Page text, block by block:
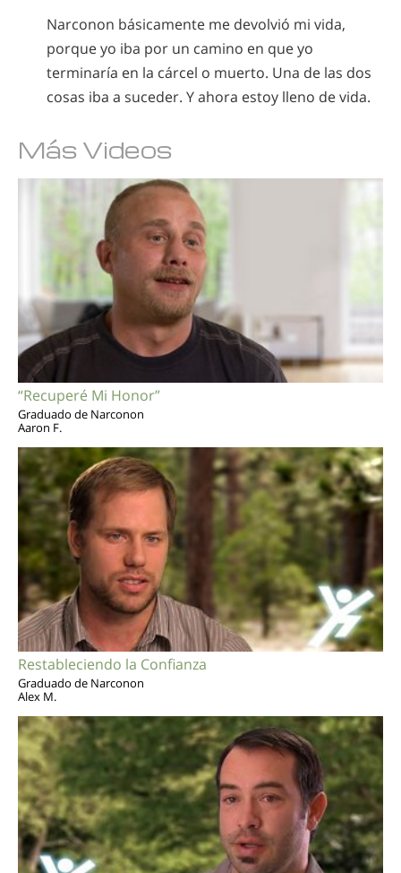
Narconon básicamente me devolvió mi vida,
porque yo iba por un camino en que yo
terminaría en la cárcel o muerto. Una de las dos
cosas iba a suceder. Y ahora estoy lleno de vida.
Más Videos
“Recuperé Mi Honor”
Graduado de Narconon
Aaron F.
Restableciendo la Confianza
Graduado de Narconon
Alex M.